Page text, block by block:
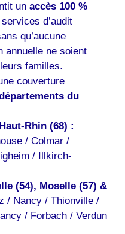
un accès 100 %
d’audit
qu’aucune
annuelle ne soient
familles.
couverture
du
Rhin (68) :
/ Colmar /
/ Illkirch-
(54), Moselle (57) &
/ Nancy / Thionville /
/ Forbach / Verdun